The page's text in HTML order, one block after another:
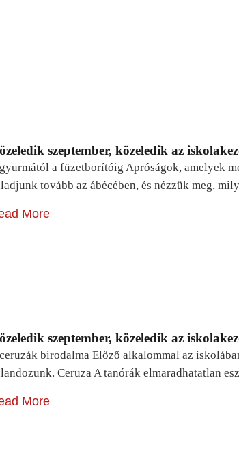
szeptember, közeledik az
a füzetborítóig Apróságok, amelyek
tovább az ábécében, és nézzük meg,
More
szeptember, közeledik az
birodalma Előző alkalommal az
Ceruza A tanórák elmaradhatatlan
More